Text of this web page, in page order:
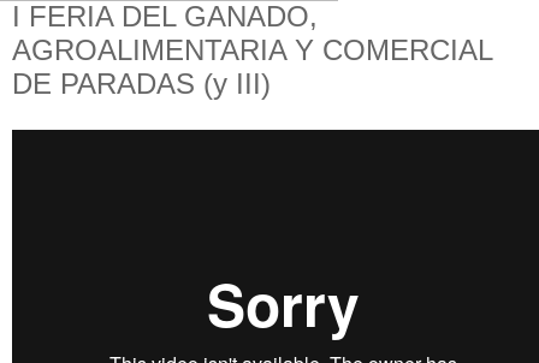
I FERIA DEL GANADO,
AGROALIMENTARIA Y COMERCIAL
DE PARADAS (y III)